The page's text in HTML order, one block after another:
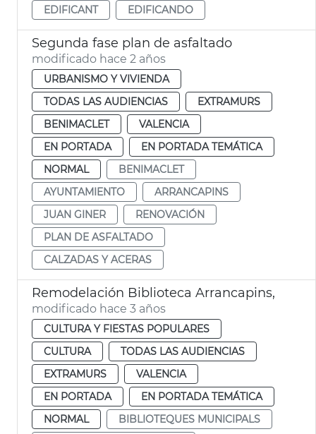
EDIFICANT
EDIFICANDO
Segunda fase plan de asfaltado
modificado hace 2 años
URBANISMO Y VIVIENDA
TODAS LAS AUDIENCIAS
EXTRAMURS
BENIMACLET
VALENCIA
EN PORTADA
EN PORTADA TEMÁTICA
NORMAL
BENIMACLET
AYUNTAMIENTO
ARRANCAPINS
JUAN GINER
RENOVACIÓN
PLAN DE ASFALTADO
CALZADAS Y ACERAS
Remodelación Biblioteca Arrancapins,
modificado hace 3 años
CULTURA Y FIESTAS POPULARES
CULTURA
TODAS LAS AUDIENCIAS
EXTRAMURS
VALENCIA
EN PORTADA
EN PORTADA TEMÁTICA
NORMAL
BIBLIOTEQUES MUNICIPALS